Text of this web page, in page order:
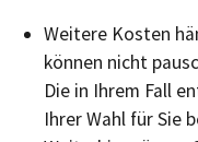
Weitere Kosten
können nicht
Die in Ihrem Fall
Ihrer Wahl für Sie